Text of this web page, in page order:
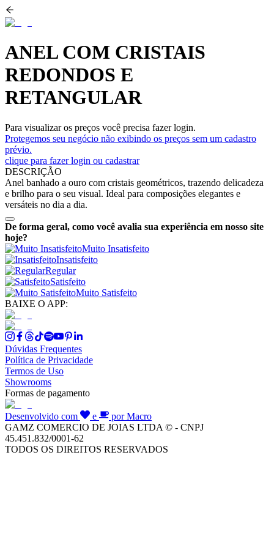
ANEL COM CRISTAIS
REDONDOS E
RETANGULAR
Para visualizar os preços você precisa fazer login.
Protegemos seu negócio não exibindo os preços sem um cadastro
prévio.
clique para fazer login ou cadastrar
DESCRIÇÃO
Anel banhado a ouro com cristais geométricos, trazendo delicadeza
e brilho para o seu visual. Ideal para composições elegantes e
versáteis no dia a dia.
De forma geral, como você avalia sua experiência em nosso site
hoje?
Muito Insatisfeito
Insatisfeito
Regular
Satisfeito
Muito Satisfeito
BAIXE O APP:
Dúvidas Frequentes
Política de Privacidade
Termos de Uso
Showrooms
Formas de pagamento
Desenvolvido com e
por Macro
GAMZ COMERCIO DE JOIAS LTDA © - CNPJ
45.451.832/0001-62
TODOS OS DIREITOS RESERVADOS